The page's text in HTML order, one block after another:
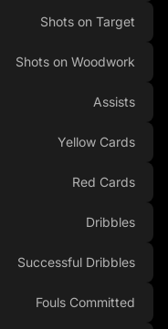
Shots on Target
Shots on Woodwork
Assists
Yellow Cards
Red Cards
Dribbles
Successful Dribbles
Fouls Committed